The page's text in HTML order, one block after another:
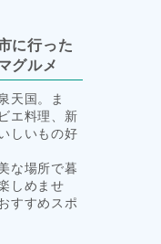
に行った
グルメ
天国。ま
エ料理、新
しいもの好
な場所で暮
しめませ
すすめスポ